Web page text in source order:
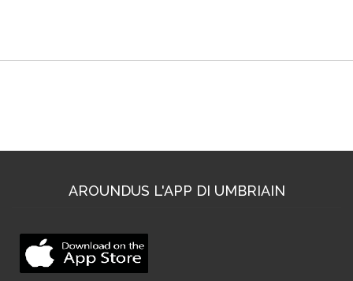
AROUNDUS L'APP DI UMBRIAIN